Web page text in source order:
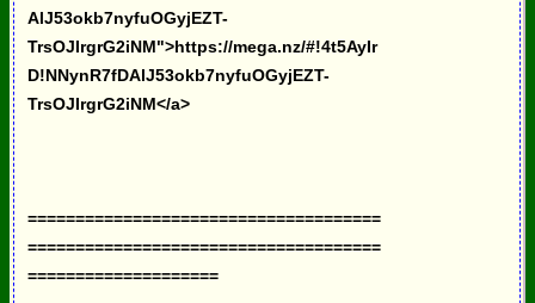
AlJ53okb7nyfuOGyjEZT-
TrsOJIrgrG2iNM">https://mega.nz/#!4t5AyIr
D!NNynR7fDAlJ53okb7nyfuOGyjEZT-
TrsOJIrgrG2iNM</a>
=====================================
=====================================
====================